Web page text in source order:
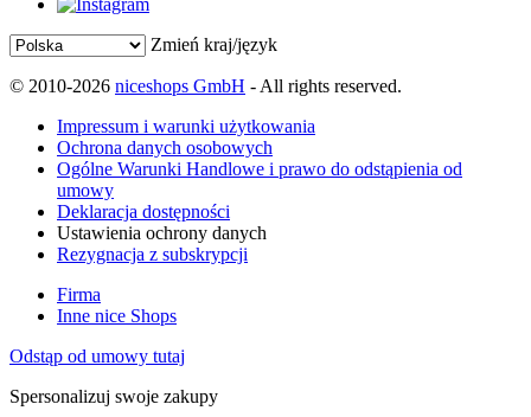
Zmień kraj/język
© 2010-2026 niceshops GmbH - All rights reserved.
Impressum i warunki użytkowania
Ochrona danych osobowych
Ogólne Warunki Handlowe i prawo do odstąpienia od
umowy
Deklaracja dostępności
Ustawienia ochrony danych
Rezygnacja z subskrypcji
Firma
Inne nice Shops
Odstąp od umowy tutaj
Spersonalizuj swoje zakupy